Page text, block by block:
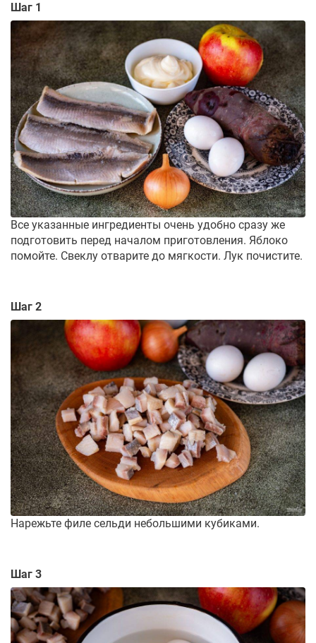
Шаг 1
Все указанные ингредиенты очень удобно сразу же
подготовить перед началом приготовления. Яблоко
помойте. Свеклу отварите до мягкости. Лук почистите.
Шаг 2
Нарежьте филе сельди небольшими кубиками.
Шаг 3